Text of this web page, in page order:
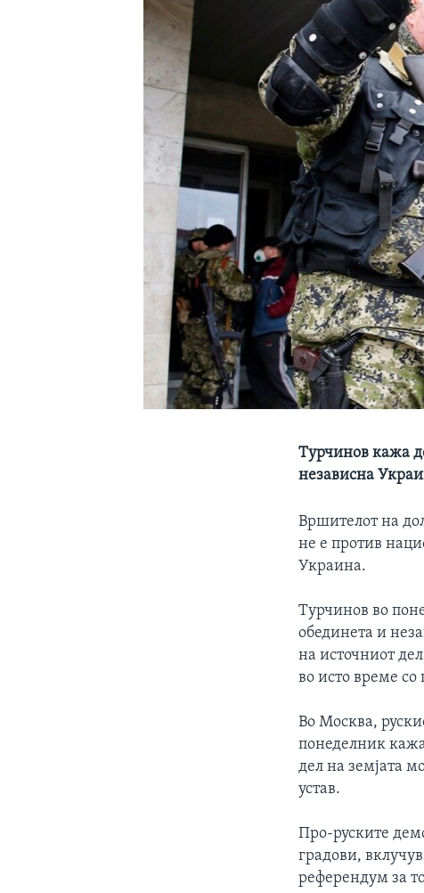
Турчинов кажа
независна
Вршителот на
не е против
Украина.
Турчинов во
обединета и
на источниот
во исто време со
Во Москва,
понеделник
дел на земјата
устав.
Про-руските
градови,
референдум за